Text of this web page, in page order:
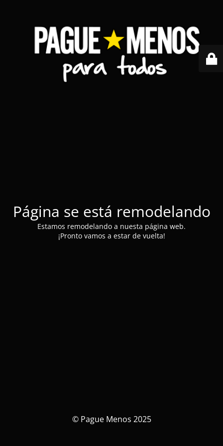
Página se está remodelando
Estamos remodelando a nuesta página web.
¡Pronto vamos a estar de vuelta!
© Pague Menos 2025